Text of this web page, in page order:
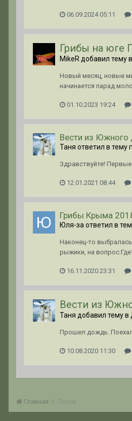
06.09.2024 05:11
Грибы на юге
MikeR добавил тему в
Новый месяц, новые
начинается парад
01.10.2023 19:24
Вести из Южного
Таня ответил в тему
Здравствуйте!
12.01.2021 08:44
Грибы Крыма
Юля-за ответил в
Наконец-то
рыжики, на
16.11.2020 23:31
Вести из
Таня добавил тему в
Прошел дождь.
10.08.2020 11:30
Главная Поиск